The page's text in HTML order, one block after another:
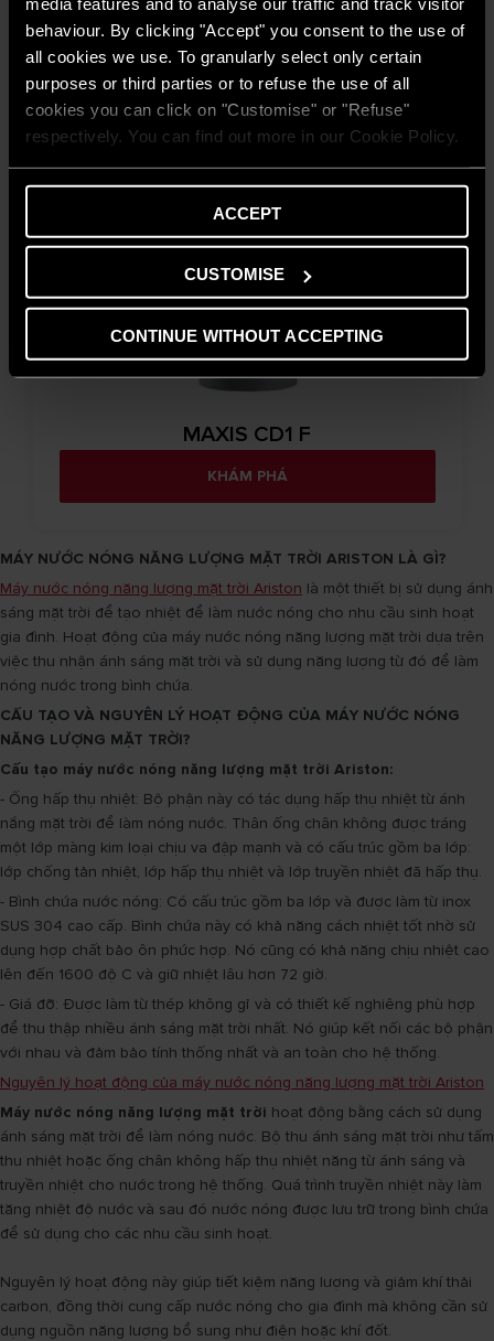
behaviour. By clicking "Accept" you consent to the use of
all cookies we use. To granularly select only certain
purposes or third parties or to refuse the use of all
cookies you can click on "Customise" or "Refuse"
respectively. You can find out more in our Cookie Policy.
ACCEPT
CUSTOMISE
CONTINUE WITHOUT ACCEPTING
KHÁM PHÁ
MAXIS CD1 F
KHÁM PHÁ
MÁY NƯỚC NÓNG NĂNG LƯỢNG MẶT TRỜI ARISTON LÀ GÌ?
Máy nước nóng năng lượng mặt trời Ariston là một thiết bị sử dụng ánh
sáng mặt trời để tạo nhiệt để làm nước nóng cho nhu cầu sinh hoạt
gia đình. Hoạt động của máy nước nóng năng lượng mặt trời dựa trên
việc thu nhận ánh sáng mặt trời và sử dụng năng lượng từ đó để làm
nóng nước trong bình chứa.
CẤU TẠO VÀ NGUYÊN LÝ HOẠT ĐỘNG CỦA MÁY NƯỚC NÓNG
NĂNG LƯỢNG MẶT TRỜI?
Cấu tạo máy nước nóng năng lượng mặt trời Ariston:
- Ống hấp thụ nhiệt: Bộ phận này có tác dụng hấp thụ nhiệt từ ánh
nắng mặt trời để làm nóng nước. Thân ống chân không được tráng
một lớp màng kim loại chịu va đập mạnh và có cấu trúc gồm ba lớp:
lớp chống tản nhiệt, lớp hấp thụ nhiệt và lớp truyền nhiệt đã hấp thụ.
- Bình chứa nước nóng: Có cấu trúc gồm ba lớp và được làm từ inox
SUS 304 cao cấp. Bình chứa này có khả năng cách nhiệt tốt nhờ sử
dụng hợp chất bảo ôn phức hợp. Nó cũng có khả năng chịu nhiệt cao
lên đến 1600 độ C và giữ nhiệt lâu hơn 72 giờ.
- Giá đỡ: Được làm từ thép không gỉ và có thiết kế nghiêng phù hợp
để thu thập nhiều ánh sáng mặt trời nhất. Nó giúp kết nối các bộ phận
với nhau và đảm bảo tính thống nhất và an toàn cho hệ thống.
Nguyên lý hoạt động của máy nước nóng năng lượng mặt trời Ariston
Máy nước nóng năng lượng mặt trời hoạt động bằng cách sử dụng
ánh sáng mặt trời để làm nóng nước. Bộ thu ánh sáng mặt trời như tấm
thu nhiệt hoặc ống chân không hấp thụ nhiệt năng từ ánh sáng và
truyền nhiệt cho nước trong hệ thống. Quá trình truyền nhiệt này làm
tăng nhiệt độ nước và sau đó nước nóng được lưu trữ trong bình chứa
để sử dụng cho các nhu cầu sinh hoạt.
Nguyên lý hoạt động này giúp tiết kiệm năng lượng và giảm khí thải
carbon, đồng thời cung cấp nước nóng cho gia đình mà không cần sử
dụng nguồn năng lượng bổ sung như điện hoặc khí đốt.